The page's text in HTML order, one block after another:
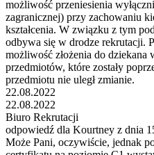
możliwość przeniesienia
zagranicznej) przy zachowaniu
kształcenia. W związku z tym
odbywa się w drodze rekrutacji.
możliwość złożenia do
przedmiotów, które zostały
przedmiotu nie uległ zmianie.
22.08.2022
22.08.2022
Biuro Rekrutacji
odpowiedź dla Kourtney z dnia
Może Pani, oczywiście, jednak